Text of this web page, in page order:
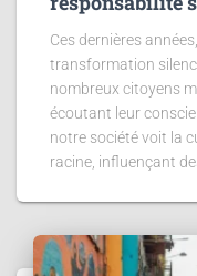
Ces dernières
transformation
nombreux citoyens
écoutant leur
notre société voit la
racine, influençant